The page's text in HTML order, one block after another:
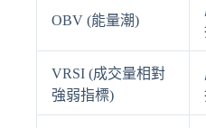
OBV (能量潮)
VRSI (成交量相對
強弱指標)